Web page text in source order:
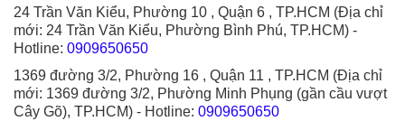
24 Trần Văn Kiểu, Phường 10 , Quận 6 , TP.HCM (Địa chỉ
mới: 24 Trần Văn Kiểu, Phường Bình Phú, TP.HCM) -
Hotline: 0909650650
1369 đường 3/2, Phường 16 , Quận 11 , TP.HCM (Địa chỉ
mới: 1369 đường 3/2, Phường Minh Phụng (gần cầu vượt
Cây Gõ), TP.HCM) - Hotline: 0909650650